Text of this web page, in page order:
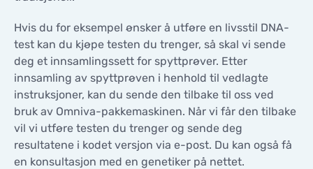
Hvis du for eksempel ønsker å utføre en livsstil DNA-
test kan du kjøpe testen du trenger, så skal vi sende
deg et innsamlingssett for spyttprøver. Etter
innsamling av spyttprøven i henhold til vedlagte
instruksjoner, kan du sende den tilbake til oss ved
bruk av Omniva-pakkemaskinen. Når vi får den tilbake
vil vi utføre testen du trenger og sende deg
resultatene i kodet versjon via e-post. Du kan også få
en konsultasjon med en genetiker på nettet.